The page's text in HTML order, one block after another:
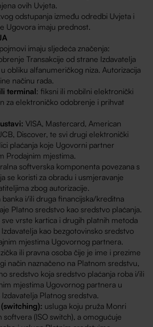
ovih Uvjeta.
odstupanja između odredbi Uvjeta i
Ugovora imaju prednost.
imaju sljedeća značenja:
Transakcije od strane Izdavatelja
obliku alfanumeričkog niza. Autorizacija
načinu rada.
terminal: fiksni ili mobilni elektronički
za elektroničko odobrenje i prihvat
VISA, Mastercard, American
Discover, te svi drugi elektronički
plaćanja koje Ugovorni partner
Prodajnim mjestima.
softverska komponenta povezana s
se koristi za obradu i usmjeravanje
zbog autorizacije.
banka i/ili druga financijska/kreditna
Platno sredstvo kao sredstvo plaćanja.
sve vrste kartica i drugih platnih metoda
kao bezgotovinsko sredstvo
mjestima Ugovornog partnera.
ili pravna osoba čije je ime i prezime
način naznačeno na Platnom sredstvu,
sredstvo koja sredstvo plaćanja roba i/ili
mjestima Ugovornog partnera u
Platnog sredstva.
usluga koju pruža Monri
(ISO switch), a omogućuje